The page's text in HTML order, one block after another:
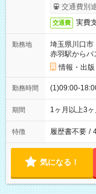
交通費別
交通費 実費
勤務地
埼玉県川口市
赤羽駅からバ
情報・出
勤務時間 (1)09:00-
期間 1ヶ月以上3
特徴 履歴書不要 /
気になる！